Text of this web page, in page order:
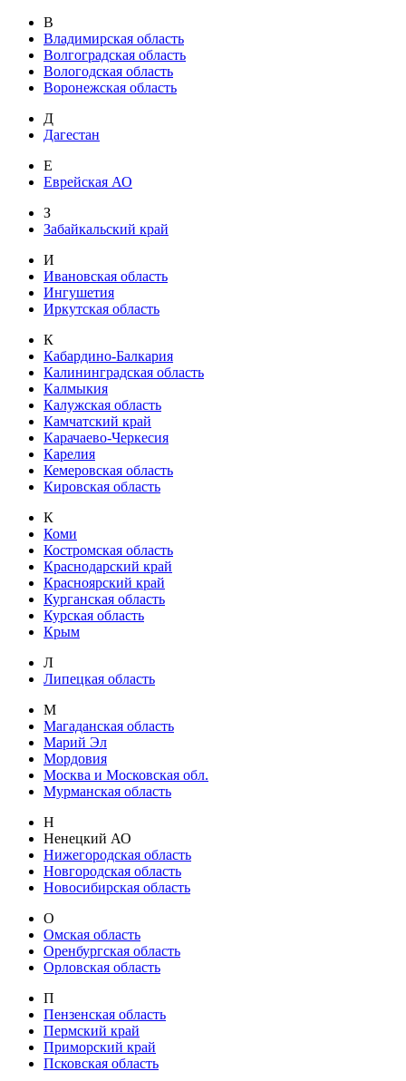
В
Владимирская область
Волгоградская область
Вологодская область
Воронежская область
Д
Дагестан
Е
Еврейская АО
З
Забайкальский край
И
Ивановская область
Ингушетия
Иркутская область
К
Кабардино-Балкария
Калининградская область
Калмыкия
Калужская область
Камчатский край
Карачаево-Черкесия
Карелия
Кемеровская область
Кировская область
К
Коми
Костромская область
Краснодарский край
Красноярский край
Курганская область
Курская область
Крым
Л
Липецкая область
М
Магаданская область
Марий Эл
Мордовия
Москва и Московская обл.
Мурманская область
Н
Ненецкий АО
Нижегородская область
Новгородская область
Новосибирская область
О
Омская область
Оренбургская область
Орловская область
П
Пензенская область
Пермский край
Приморский край
Псковская область